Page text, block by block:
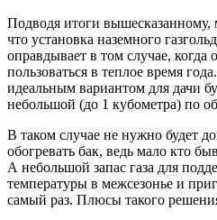
Подводя итоги вышесказанному,
что установка наземного
оправдывает в том случае, когда
пользоваться в теплое время
идеальным вариантом для дачи
небольшой (до 1 кубометра) по
В таком случае не нужно будет
обогревать бак, ведь мало кто
А небольшой запас газа для
температуры в межсезонье и
самый раз. Плюсы такого